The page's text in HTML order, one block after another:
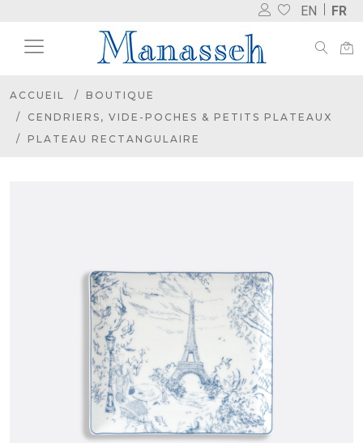
EN FR
ACCUEIL
BOUTIQUE
CENDRIERS, VIDE-POCHES & PETITS PLATEAUX
PLATEAU RECTANGULAIRE